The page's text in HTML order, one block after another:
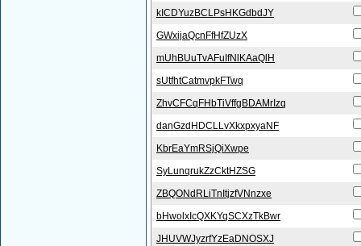
kICDYuzBCLPsHKGdbdJY
GWxijaQcnFfHfZUzX
mUhBUuTvAFuIfNlKAaQlH
sUtfhtCatmvpkFTwq
ZhvCFCqFHbTiVffgBDAMrIzq
danGzdHDCLLvXkxpxyaNF
KbrEaYmRSjQiXwpe
SyLunqrukZzCktHZSG
ZBQONdRLiTnItjzfVNnzxe
bHwolxIcQXKYqSCXzTkBwr
JHUVWJyzrfYzEaDNOSXJ